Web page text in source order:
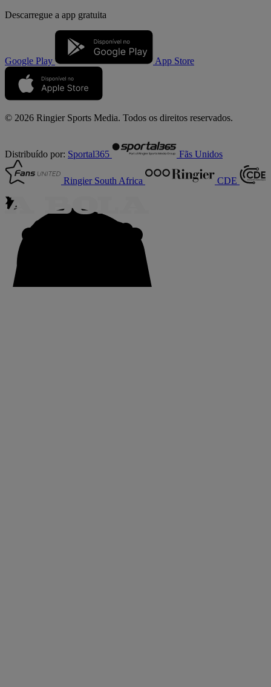
Descarregue a app gratuita
Google Play App Store
© 2026 Ringier Sports Media. Todos os direitos reservados.
Distribuído por: Sportal365 Fãs Unidos
Ringier South Africa CDE